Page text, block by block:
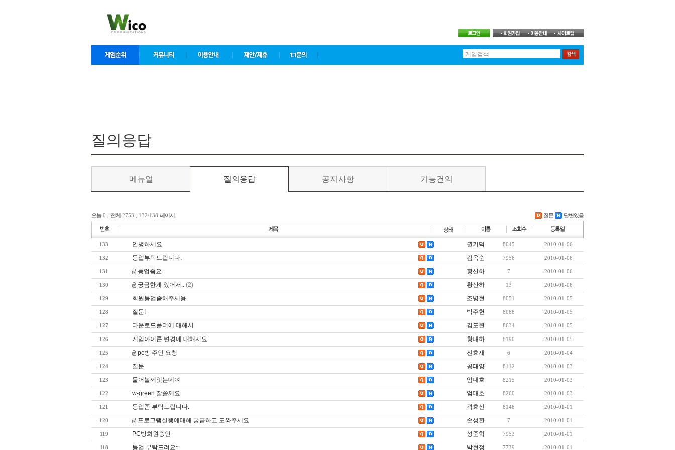
게임순위 커뮤니티
질의응답
메뉴얼 질의응답 공지사항 기능건의
오늘 0 , 전체 2753 , 132/138 페이지 질문 답변있음
133 안녕하세요 권기덕 8045 2010-01-06
132 등업부탁드립니다. 김옥순 7956 2010-01-06
131 등업좀요.. 황산하 7 2010-01-06
130 궁금한게 있어서.. (2) 황산하 13 2010-01-06
129 회원등업좀해주세용 조병현 8051 2010-01-05
128 질문! 박주헌 8088 2010-01-05
127 다운로드폴더에 대해서 김도완 8634 2010-01-05
126 게임아이콘 변경에 대해서요. 황대하 8190 2010-01-05
125 pc방 주인 요청 전효재 6 2010-01-04
124 질문 공태양 8112 2010-01-03
123 물어볼께잇는데여 엄대호 8215 2010-01-03
122 w-green 잘쓸께요 엄대호 8260 2010-01-03
121 등업좀 부탁드립니다. 곽효신 8148 2010-01-01
120 프로그램실행에대해 궁금하고 도와주세요 손성환 7 2010-01-01
119 PC방회원승인 성준혁 7953 2010-01-01
118 등업 부탁드려요~ 박현정 7739 2010-01-01